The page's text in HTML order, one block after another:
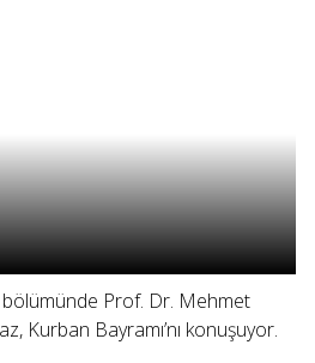
Prof. Dr. Mehmet
Kurban Bayramı’nı konuşuyor.